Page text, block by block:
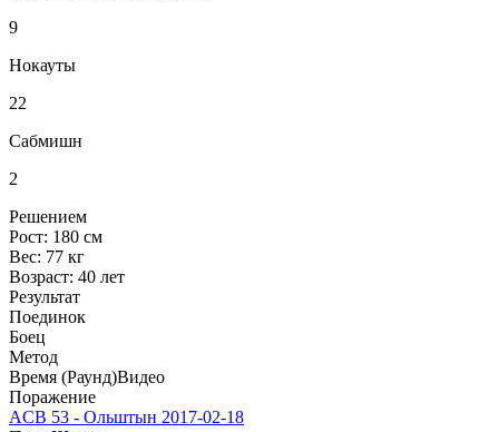
9
Нокауты
22
Сабмишн
2
Решением
Рост: 180 см
Вес: 77 кг
Возраст: 40 лет
Результат
Поединок
Боец
Метод
Время (Раунд)Видео
Поражение
ACB 53 - Ольштын 2017-02-18